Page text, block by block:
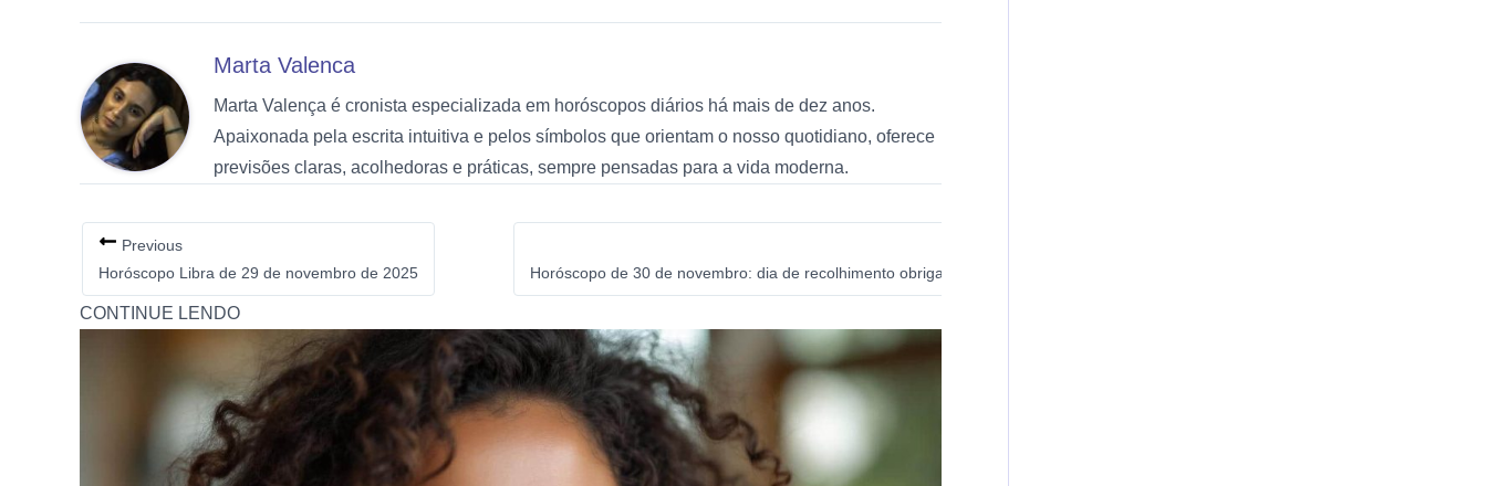
Marta Valenca
Marta Valença é cronista especializada em horóscopos diários há mais de dez anos.
Apaixonada pela escrita intuitiva e pelos símbolos que orientam o nosso quotidiano, oferece
previsões claras, acolhedoras e práticas, sempre pensadas para a vida moderna.
Previous
Horóscopo Libra de 29 de novembro de 2025
Horóscopo de 30 de novembro: dia de recolhimento obrigatório para esses 2 signos do zodíaco em busca de ar
CONTINUE LENDO